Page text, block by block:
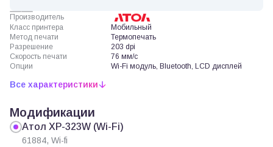
Производитель
Класс принтера
Мобильный
Метод печати
Термопечать
Разрешение
203 dpi
Скорость печати
76 мм/с
Опции
Wi-Fi модуль, Bluetooth, LCD дисплей
Все характеристики
Модификации
Атол XP-323W (Wi-Fi)
61884, Wi-fi